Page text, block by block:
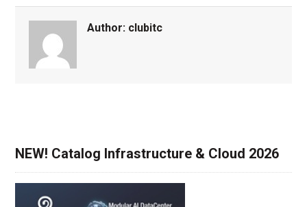
Author: clubitc
NEW! Catalog Infrastructure & Cloud 2026